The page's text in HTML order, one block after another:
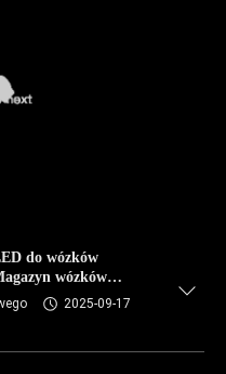
do wózków
2025-09-17